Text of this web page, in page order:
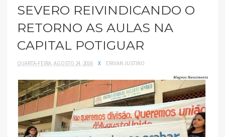
SEVERO REIVINDICANDO O
RETORNO AS AULAS NA
CAPITAL POTIGUAR
QUARTA-FEIRA, AGOSTO 24, 2016 X ERIVAN JUSTINO